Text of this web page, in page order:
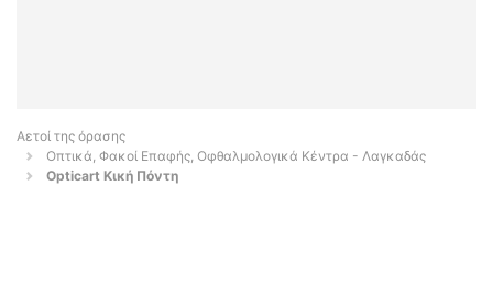
Αετοί της όρασης
Οπτικά, Φακοί Επαφής, Οφθαλμολογικά Κέντρα - Λαγκαδάς
Opticart Κική Πόντη